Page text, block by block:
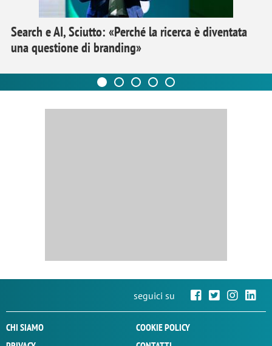
Search e AI, Sciutto: «Perché la ricerca è diventata
una questione di branding»
seguici su
CHI SIAMO
COOKIE POLICY